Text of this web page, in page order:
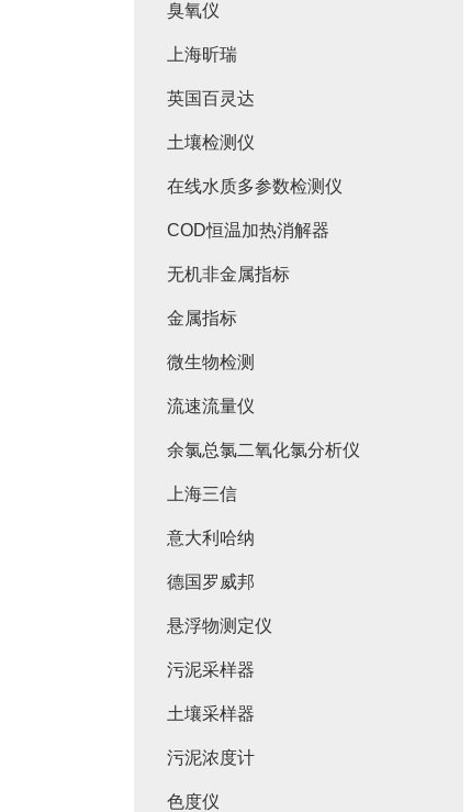
臭氧仪
上海昕瑞
英国百灵达
土壤检测仪
在线水质多参数检测仪
COD恒温加热消解器
无机非金属指标
金属指标
微生物检测
流速流量仪
余氯总氯二氧化氯分析仪
上海三信
意大利哈纳
德国罗威邦
悬浮物测定仪
污泥采样器
土壤采样器
污泥浓度计
色度仪